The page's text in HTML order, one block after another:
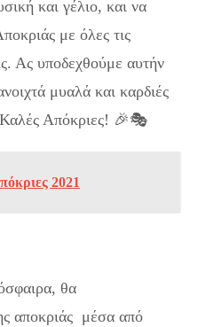
και γέλιο, και να
με όλες τις
Ας υποδεχθούμε αυτήν
μυαλά και καρδιές
Καλές Απόκριες! 🎉🎭
2021
θα
αποκριάς μέσα από